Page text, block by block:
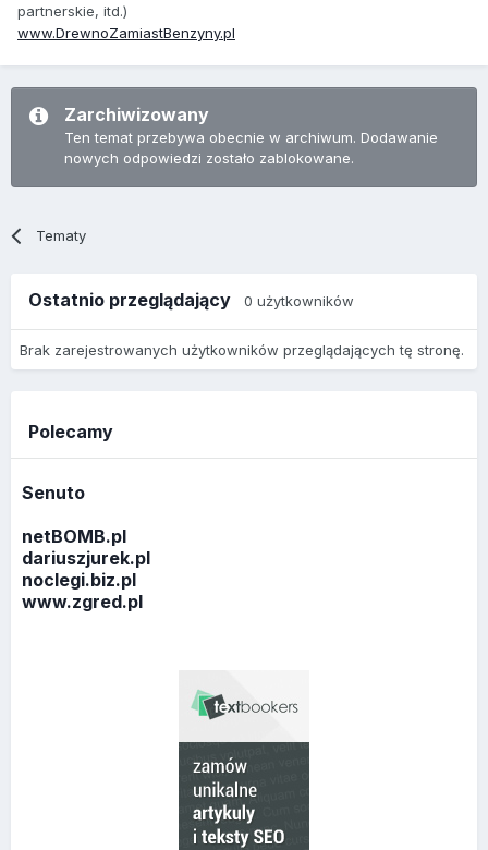
partnerskie, itd.)
www.DrewnoZamiastBenzyny.pl
Zarchiwizowany
Ten temat przebywa obecnie w archiwum. Dodawanie
nowych odpowiedzi zostało zablokowane.
Tematy
Ostatnio przeglądający 0 użytkowników
Brak zarejestrowanych użytkowników przeglądających tę stronę.
Polecamy
Senuto
netBOMB.pl
dariuszjurek.pl
noclegi.biz.pl
www.zgred.pl